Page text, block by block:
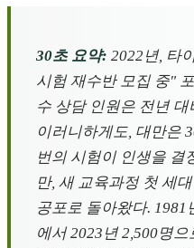
30초 요약: 2022년, 타
시험 재수반 모집 중"
수 상담 인원은 전년
이러니하게도, 대만은
번의 시험이 인생을 결
만, 새 교육과정 첫 세
공포로 돌아왔다.
에서 2023년 2,500명